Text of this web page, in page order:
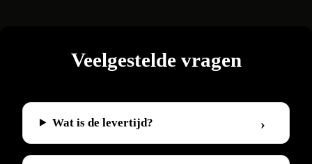
Veelgestelde vragen
Wat is de levertijd?